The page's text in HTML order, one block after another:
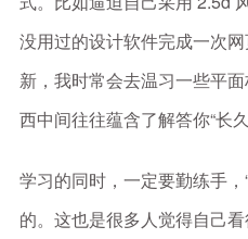
没用过的设计软件完成一次
新，我时常会去温习一些平
西中间往往蕴含了解答你“长久
学习的同时，一定要勤练手
的。这也是很多人觉得自己